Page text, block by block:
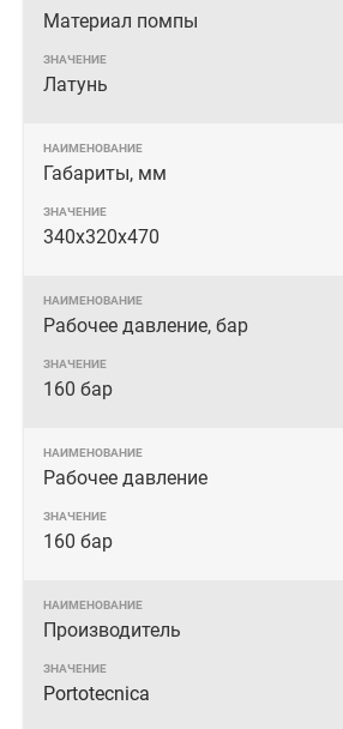
Материал помпы
Латунь
Габариты, мм
340х320х470
Рабочее давление, бар
160 бар
Рабочее давление
160 бар
Производитель
Portotecnica